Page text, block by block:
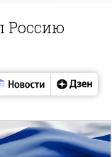
Россию